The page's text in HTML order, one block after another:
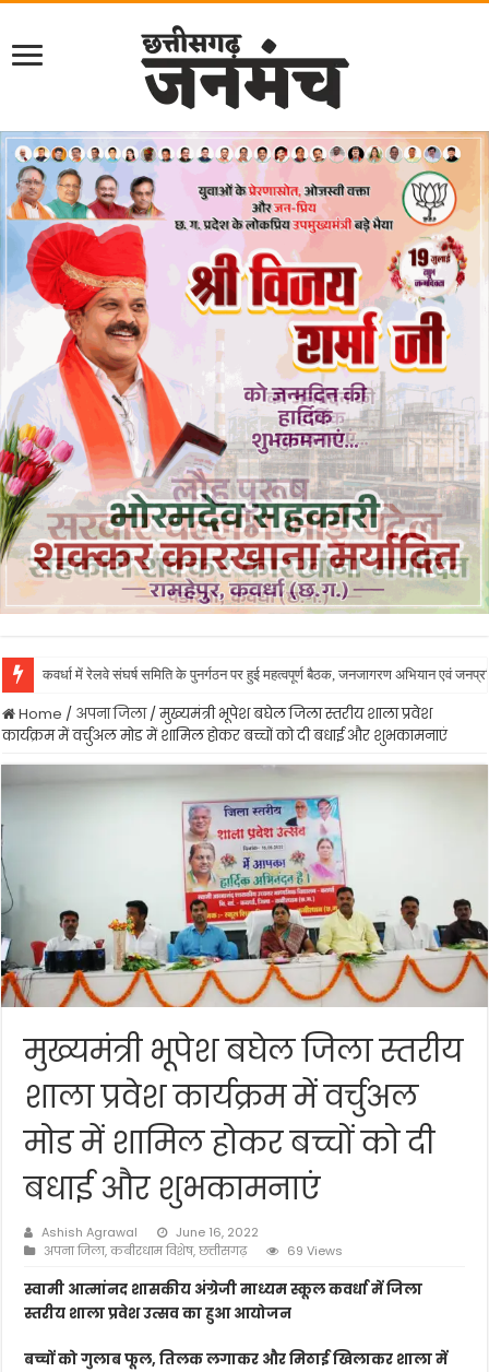
कवर्धा में रेलवे संघर्ष समिति के पुनर्गठन पर हुई महत्वपूर्ण बैठक, जनजागरण अभियान एवं
Home / अपना जिला/मुख्यमंत्री भूपेश बघेल जिला स्तरीय शाला प्रवेश
कार्यक्रम में वर्चुअल मोड में शामिल होकर बच्चों को दी बधाई और शुभकामनाएं
मुख्यमंत्री भूपेश बघेल जिला स्तरीय
शाला प्रवेश कार्यक्रम में वर्चुअल
मोड में शामिल होकर बच्चों को दी
बधाई और शुभकामनाएं
Ashish Agrawal
June 16, 2022
अपना जिला,कबीरधाम विशेष,छत्तीसगढ़ 69 Views
स्वामी आत्मांनद शासकीय अंग्रेजी माध्यम स्कूल कवर्धा में जिला
स्तरीय शाला प्रवेश उत्सव का हुआ आयोजन
बच्चों को गुलाब फूल, तिलक लगाकर और मिठाई खिलाकर शाला में